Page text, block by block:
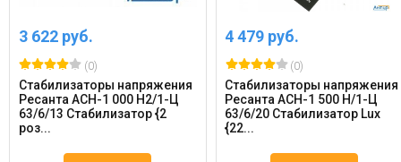
3 622 руб.
(0)
Стабилизаторы напряжения
Ресанта АСН-1 000 Н2/1-Ц
63/6/13 Стабилизатор {2
роз...
4 479 руб.
(0)
Стабилизаторы напряжения
Ресанта АСН-1 500 Н/1-Ц
63/6/20 Стабилизатор Lux
{22...